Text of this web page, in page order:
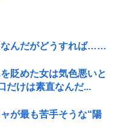
なんだがどうすれば……
貶めた女は気色悪いと
だけは素直なんだ...
が最も苦手そうな“陽